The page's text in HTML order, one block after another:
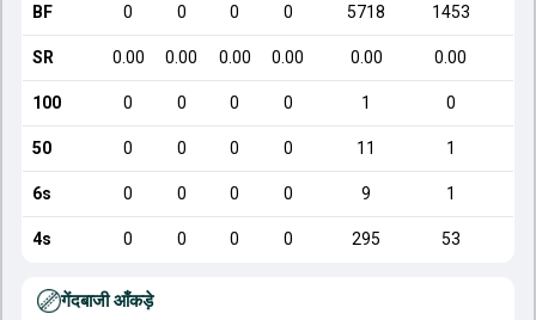
BF 0 0 0 0 5718 1453
SR 0.00 0.00 0.00 0.00 0.00 0.00
100 0 0 0 0 1 0
50 0 0 0 0 11 1
6s 0 0 0 0 9 1
4s 0 0 0 0 295 53
गेंदबाजी आँकड़े